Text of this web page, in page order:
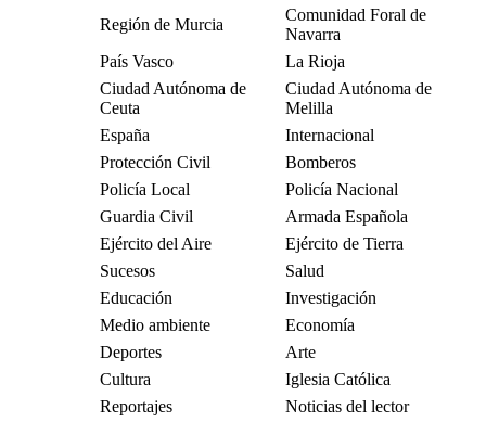
Región de Murcia
Comunidad Foral de
Navarra
País Vasco
La Rioja
Ciudad Autónoma de
Ceuta
Ciudad Autónoma de
Melilla
España
Internacional
Protección Civil
Bomberos
Policía Local
Policía Nacional
Guardia Civil
Armada Española
Ejército del Aire
Ejército de Tierra
Sucesos
Salud
Educación
Investigación
Medio ambiente
Economía
Deportes
Arte
Cultura
Iglesia Católica
Reportajes
Noticias del lector